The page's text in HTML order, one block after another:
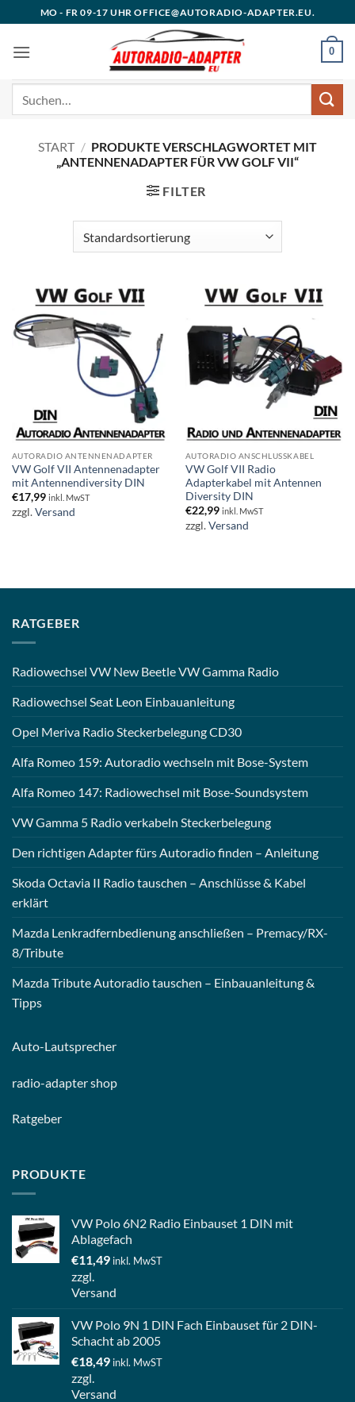
Inhalt
springen
MO - FR 09-17 UHR OFFICE@AUTORADIO-ADAPTER.EU.
0
START / PRODUKTE VERSCHLAGWORTET MIT
„ANTENNENADAPTER FÜR VW GOLF VII“
FILTER
AUTORADIO ANTENNENADAPTER
VW Golf VII Antennenadapter
mit Antennendiversity DIN
€17,99 inkl. MwST
zzgl.Versand
AUTORADIO ANSCHLUSSKABEL
VW Golf VII Radio
Adapterkabel mit Antennen
Diversity DIN
€22,99 inkl. MwST
zzgl.Versand
RATGEBER
Radiowechsel VW New Beetle VW Gamma Radio
Radiowechsel Seat Leon Einbauanleitung
Opel Meriva Radio Steckerbelegung CD30
Alfa Romeo 159: Autoradio wechseln mit Bose-System
Alfa Romeo 147: Radiowechsel mit Bose-Soundsystem
VW Gamma 5 Radio verkabeln Steckerbelegung
Den richtigen Adapter fürs Autoradio finden – Anleitung
Skoda Octavia II Radio tauschen – Anschlüsse & Kabel
erklärt
Mazda Lenkradfernbedienung anschließen – Premacy/RX-
8/Tribute
Mazda Tribute Autoradio tauschen – Einbauanleitung &
Tipps
Auto-Lautsprecher
radio-adapter shop
Ratgeber
PRODUKTE
VW Polo 6N2 Radio Einbauset 1 DIN mit
Ablagefach
€11,49 inkl. MwST
zzgl.
Versand
VW Polo 9N 1 DIN Fach Einbauset für 2 DIN-
Schacht ab 2005
€18,49 inkl. MwST
zzgl.
Versand